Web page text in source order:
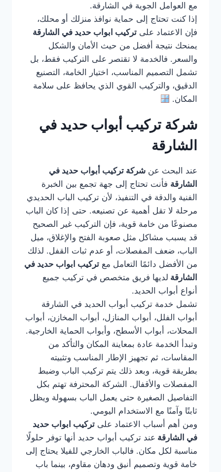
مع العوامل الجوية في الشارقة.
إذا كنت تحتاج إلى حماية نوافذ منزلك أو محلك،
فإن الاعتماد على تركيب ابواب حديد في الشارقة
يمنحك نتيجة أفضل من حيث الأمان والشكل
والسعر. فالخدمة لا تقتصر على التركيب فقط، بل
تشمل التصميم المناسب، اختيار الخامة، التصنيع
الدقيق، والتركيب القوي الذي يحافظ على سلامة
المكان.
شركة تركيب أبواب حديد في
الشارقة
عند البحث عن شركة تركيب أبواب حديد في
الشارقة فأنت تحتاج إلى جهة تجمع بين الخبرة
الفنية والدقة في التنفيذ، لأن تركيب الباب الحديدي
مرحلة لا تقل أهمية عن تصنيعه. حتى إذا كان الباب
مصنوعًا من خامة قوية، فإن التركيب غير الصحيح
قد يسبب مشاكل مثل صعوبة الفتح والإغلاق، ميل
الباب، ضعف المفصلات، أو عدم ثبات القفل. لذلك
من الأفضل دائمًا التعامل مع تركيب ابواب حديد في
الشارقة لديها فريق متخصص في تركيب جميع
أنواع أبواب الحديد.
تشمل خدمة تركيب أبواب الحديد في الشارقة
أبواب الفلل، أبواب المنازل، أبواب المخازن، أبواب
المحلات، أبواب الأسطح، وأبواب الحماية الخارجية.
وتبدأ الخدمة عادة بمعاينة المكان والتأكد من
المقاسات، ثم تجهيز الإطار المناسب وتثبيته
بطريقة قوية، وبعد ذلك يتم تركيب الباب وضبط
المفصلات والأقفال. الشركة المحترفة تهتم بكل
التفاصيل الصغيرة حتى يعمل الباب بسهولة ويظل
ثابتًا وآمنًا مع الاستخدام اليومي.
ومن أهم أسباب الاعتماد على تركيب ابواب حديد
في الشارقة عند تركيب أبواب حديد أنها توفر حلولًا
مناسبة لكل مكان. فالباب الخارجي للفيلا يحتاج إلى
خامة قوية وتصميم أنيق ودهان مقاوم، بينما باب